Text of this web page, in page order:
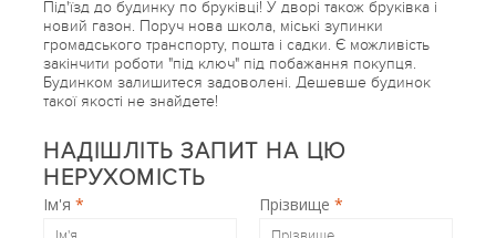
Під'їзд до будинку по бруківці! У дворі також бруківка і
новий газон. Поруч нова школа, міські зупинки
громадського транспорту, пошта і садки. Є можливість
закінчити роботи "під ключ" під побажання покупця.
Будинком залишитеся задоволені. Дешевше будинок
такої якості не знайдете!
НАДІШЛІТЬ ЗАПИТ НА ЦЮ
НЕРУХОМІСТЬ
Ім'я * Прізвище *